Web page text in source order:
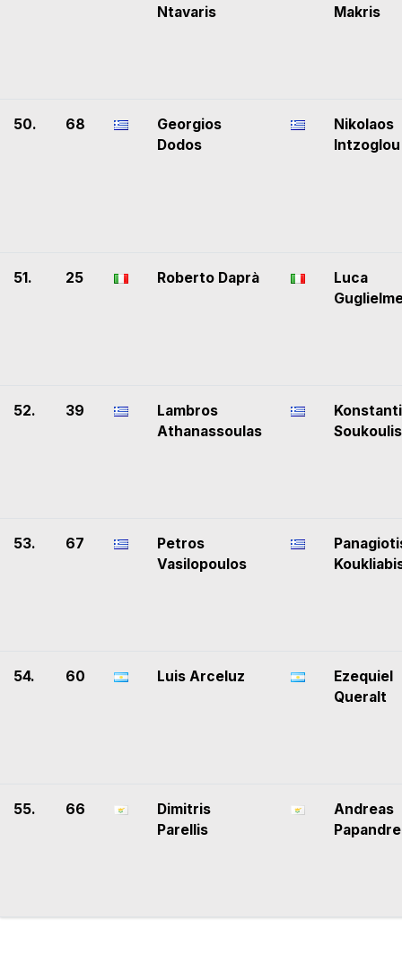
Ntavaris
Makris
50. 68
Georgios
Dodos
Nikolaos
Intzoglou
51. 25 Roberto Daprà
Luca
52. 39
Lambros
Athanassoulas
Soukoulis
53. 67
Petros
Vasilopoulos
54. 60 Luis Arceluz
Ezequiel
Queralt
55. 66
Dimitris
Parellis
Andreas